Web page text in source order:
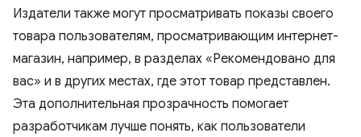
Издатели также могут просматривать показы своего
товара пользователям, просматривающим интернет-
магазин, например, в разделах «Рекомендовано для
вас» и в других местах, где этот товар представлен.
Эта дополнительная прозрачность помогает
разработчикам лучше понять, как пользователи